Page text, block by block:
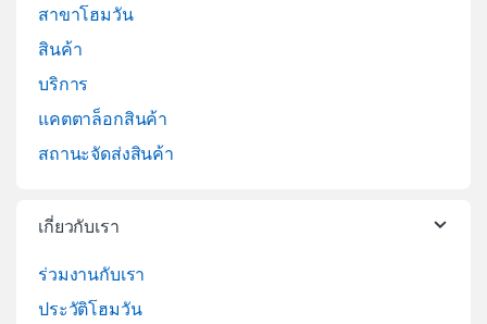
สาขาโฮมวัน
สินค้า
บริการ
แคตตาล็อกสินค้า
สถานะจัดส่งสินค้า
เกี่ยวกับเรา
ร่วมงานกับเรา
ประวัติโฮมวัน